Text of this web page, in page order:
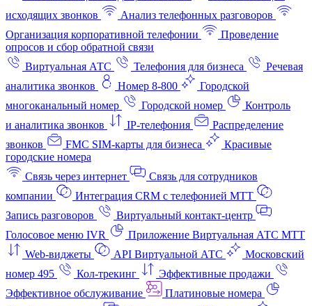
исходящих звонков
Анализ телефонных разговоров
Организация корпоративной телефонии
Проведение
опросов и сбор обратной связи
Виртуальная АТС
Телефония для бизнеса
Речевая
аналитика звонков
Номер 8-800
Городской
многоканальный номер
Городской номер
Контроль
и аналитика звонков
IP-телефония
Распределение
звонков
FMC SIM-карты для бизнеса
Красивые
городские номера
Связь через интернет
Связь для сотрудников
компании
Интеграция CRM с телефонией МТТ
Запись разговоров
Виртуальный контакт‑центр
Голосовое меню IVR
Приложение Виртуальная АТС МТТ
Web-виджеты
API Виртуальной АТС
Московский
номер 495
Кол-трекинг
Эффективные продажи
Эффективное обслуживание
Платиновые номера